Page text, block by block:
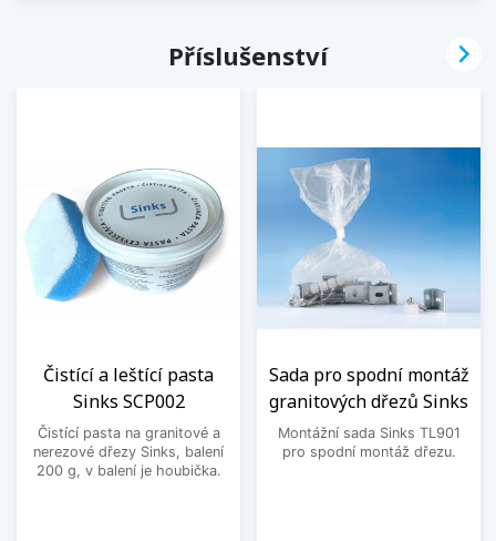
Příslušenství
Čistící a leštící pasta
Sinks SCP002
Čistící pasta na granitové a
nerezové dřezy Sinks, balení
200 g, v balení je houbička.
Sada pro spodní montáž
granitových dřezů Sinks
Montážní sada Sinks TL901
pro spodní montáž dřezu.
